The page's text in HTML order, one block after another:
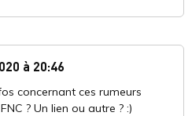
à 20:46
concernant ces rumeurs
? Un lien ou autre ? :)